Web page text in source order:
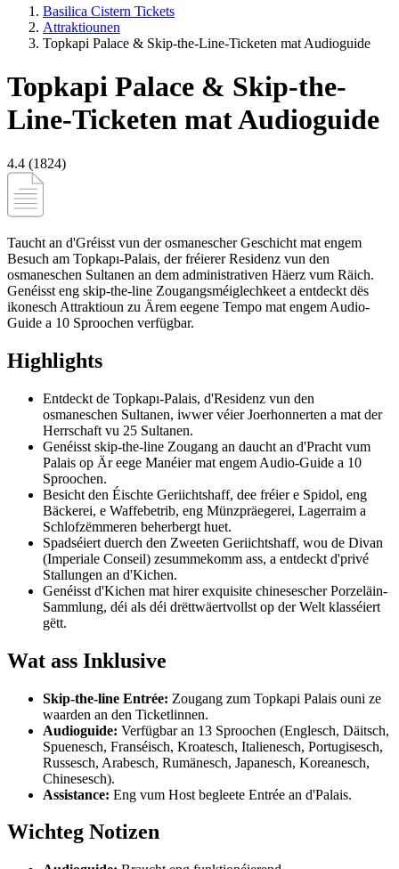
Basilica Cistern Tickets
Attraktiounen
Topkapi Palace & Skip-the-Line-Ticketen mat Audioguide
Topkapi Palace & Skip-the-
Line-Ticketen mat Audioguide
4.4 (1824)
Taucht an d'Gréisst vun der osmanescher Geschicht mat engem
Besuch am Topkapı-Palais, der fréierer Residenz vun den
osmaneschen Sultanen an dem administrativen Häerz vum Räich.
Genéisst eng skip-the-line Zougangsméiglechkeet a entdeckt dës
ikonesch Attraktioun zu Ärem eegene Tempo mat engem Audio-
Guide a 10 Sproochen verfügbar.
Highlights
Entdeckt de Topkapı-Palais, d'Residenz vun den
osmaneschen Sultanen, iwwer véier Joerhonnerten a mat der
Herrschaft vu 25 Sultanen.
Genéisst skip-the-line Zougang an daucht an d'Pracht vum
Palais op Är eege Manéier mat engem Audio-Guide a 10
Sproochen.
Besicht den Éischte Geriichtshaff, dee fréier e Spidol, eng
Bäckerei, e Waffebetrib, eng Münzpräegerei, Lagerraim a
Schlofzëmmeren beherbergt huet.
Spadséiert duerch den Zweeten Geriichtshaff, wou de Divan
(Imperiale Conseil) zesummekomm ass, a entdeckt d'privé
Stallungen an d'Kichen.
Genéisst d'Kichen mat hirer exquisite chinesescher Porzeläin-
Sammlung, déi als déi drëttwäertvollst op der Welt klasséiert
gëtt.
Wat ass Inklusive
Skip-the-line Entrée: Zougang zum Topkapi Palais ouni ze
waarden an den Ticketlinnen.
Audioguide: Verfügbar an 13 Sproochen (Englesch, Däitsch,
Spuenesch, Franséisch, Kroatesch, Italienesch, Portugisesch,
Russesch, Arabesch, Rumänesch, Japanesch, Koreanesch,
Chinesesch).
Assistance: Eng vum Host begleete Entrée an d'Palais.
Wichteg Notizen